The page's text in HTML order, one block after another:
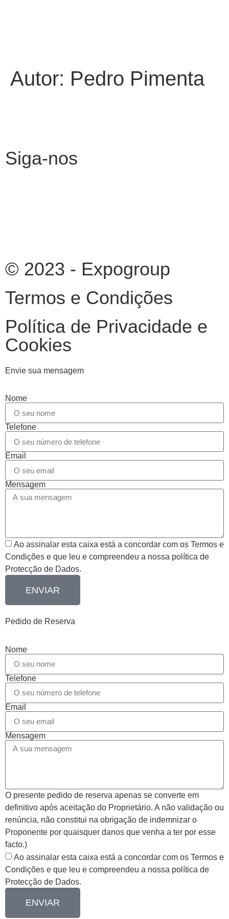
Autor: Pedro Pimenta
Siga-nos
© 2023 - Expogroup
Termos e Condições
Política de Privacidade e
Cookies
Envie sua mensagem
Nome
Telefone
Email
Mensagem
Ao assinalar esta caixa está a concordar com os Termos e
Condições e que leu e compreendeu a nossa política de
Protecção de Dados.
ENVIAR
Pedido de Reserva
Nome
Telefone
Email
Mensagem
O presente pedido de reserva apenas se converte em
definitivo após aceitação do Proprietário. A não validação ou
renúncia, não constitui na obrigação de indemnizar o
Proponente por quaisquer danos que venha a ter por esse
facto.)
Ao assinalar esta caixa está a concordar com os Termos e
Condições e que leu e compreendeu a nossa política de
Protecção de Dados.
ENVIAR